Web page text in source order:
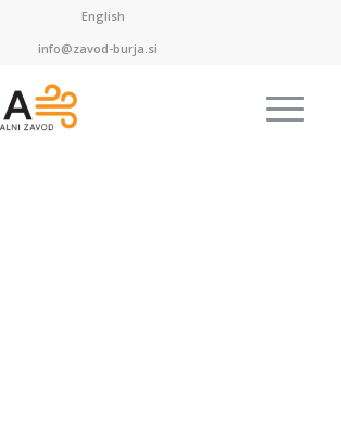
English
info@zavod-burja.si